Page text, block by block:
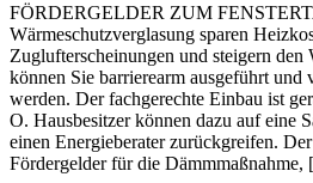
FÖRDERGELDER ZUM
Wärmeschutzverglasung sparen
Zuglufterscheinungen und steigern
können Sie barrierearm ausgeführt und
werden. Der fachgerechte Einbau ist
O. Hausbesitzer können dazu auf eine
einen Energieberater zurückgreifen.
Fördergelder für die